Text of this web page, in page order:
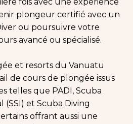
plongeur certifié avec un
ou poursuivre votre
avancé ou spécialisé.
et resorts du Vanuatu
de cours de plongée issus
telles que PADI, Scuba
et Scuba Diving
offrant aussi une